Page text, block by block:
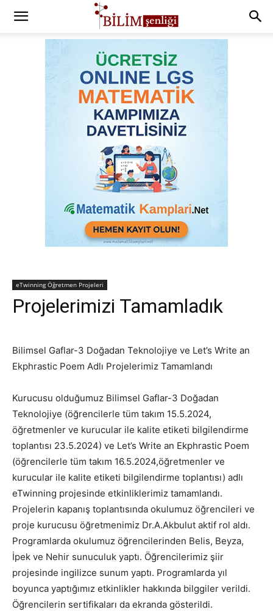
eTwinning Öğretmen Projeleri
Projelerimizi Tamamladık
Bilimsel Gaflar-3 Doğadan Teknolojiye ve Let’s Write an
Ekphrastic Poem Adlı Projelerimiz Tamamlandı
Kurucusu olduğumuz Bilimsel Gaflar-3 Doğadan
Teknolojiye (öğrencilerle tüm takım 15.5.2024,
öğretmenler ve kurucular ile kalite etiketi bilgilendirme
toplantısı 23.5.2024) ve Let’s Write an Ekphrastic Poem
(öğrencilerle tüm takım 16.5.2024,öğretmenler ve
kurucular ile kalite etiketi bilgilendirme toplantısı) adlı
eTwinning projesinde etkinliklerimiz tamamlandı.
Projelerin kapanış toplantısında okulumuz öğrencileri ve
proje kurucusu öğretmenimiz Dr.A.Akbulut aktif rol aldı.
Programlarda okulumuz öğrencilerinden Belis, Beyza,
İpek ve Nehir sunuculuk yaptı. Öğrencilerimiz şiir
projesinde ingilizce sunum yaptı. Programlarda yıl
boyunca yaptığımız etkinlikler hakkında bilggiler verildi.
Öğrencilerin sertifikaları da ekranda gösterildi.